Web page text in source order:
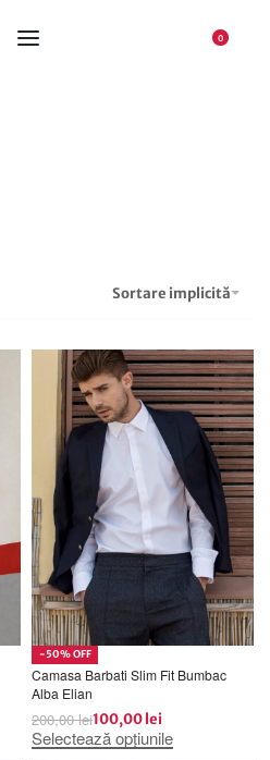
0
Sortare implicită
-50% OFF
Camasa Barbati Slim Fit Bumbac
Alba Elian
200,00lei100,00lei
Selectează opțiunile